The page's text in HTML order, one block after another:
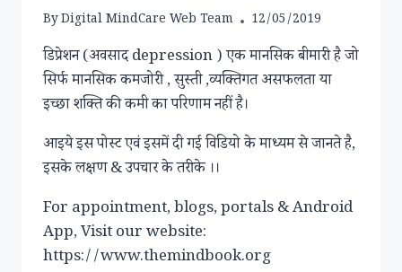
ByDigital MindCare Web Team 12/05/2019
डिप्रेशन (अवसाद depression ) एक मानसिक बीमारी है जो
सिर्फ मानसिक कमजोरी , सुस्ती ,व्यक्तिगत असफलता या
इच्छा शक्ति की कमी का परिणाम नहीं है।
आइये इस पोस्ट एवं इसमें दी गई विडियो के माध्यम से जानते है,
इसके लक्षण & उपचार के तरीके ।।
For appointment, blogs, portals & Android
App, Visit our website:
https://www.themindbook.org